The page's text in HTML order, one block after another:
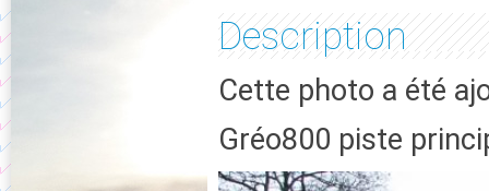
Description
Cette photo a été
Gréo800 piste